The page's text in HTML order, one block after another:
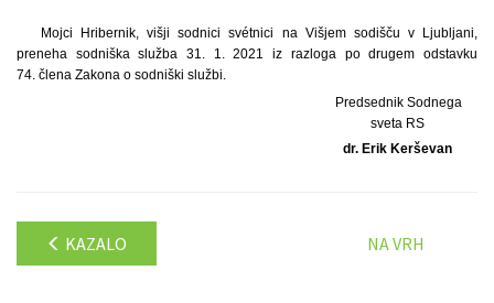
Mojci Hribernik, višji sodnici svétnici na Višjem sodišču v Ljubljani,
preneha sodniška služba 31. 1. 2021 iz razloga po drugem odstavku
74. člena Zakona o sodniški službi.
Predsednik Sodnega
sveta RS
dr. Erik Kerševan
KAZALO NA VRH